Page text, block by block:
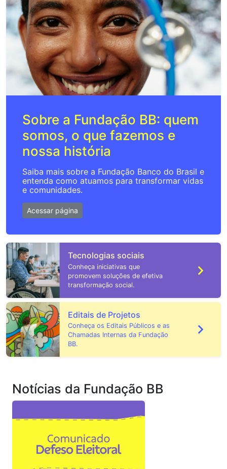
Sobre a Fundação BB: quem
somos, o que fazemos e
nossa história
Saiba mais sobre a Fundação Banco do Brasil e
entenda como atuamos para transformar vidas
e comunidades.
Acessar página
Tecnologias sociais
Conheça iniciativas que
promovem soluções de efetiva
transformação social.
Editais de Projetos
Conheça os Editais Públicos e as
Chamadas Internas da Fundação
BB.
Notícias da Fundação BB